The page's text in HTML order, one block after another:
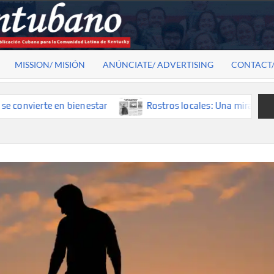
MISSION/ MISIÓN ANÚNCIATE/ ADVERTISING
bienestar Rostros locales: Una mirada que